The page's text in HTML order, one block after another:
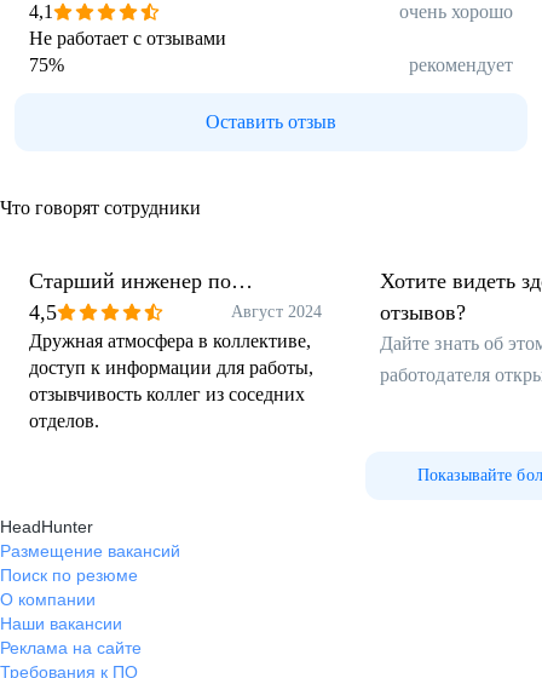
4,1
очень хорошо
Не работает с отзывами
75% рекомендует
Оставить отзыв
Что говорят сотрудники
Старший инженер по
технической поддержке
4,5 Август 2024
Дружная атмосфера в коллективе,
доступ к информации для работы,
отзывчивость коллег из соседних
отделов.
Хотите видеть
отзывов?
Дайте знать об
работодателя
Показывайте
HeadHunter
Размещение вакансий
Поиск по резюме
О компании
Наши вакансии
Реклама на сайте
Требования к ПО